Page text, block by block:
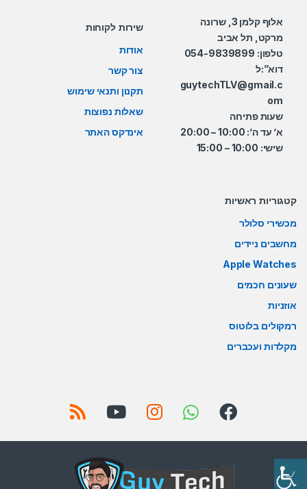
אלוף קלמן 3, שרונה
מרקט, תל אביב
טלפון: 054-9839899
דוא”:ל
guytechTLV@gmail.c
om
שעות פתיחה
א’ עד ה’: 10:00 – 20:00
שישי: 10:00 – 15:00
שירות לקוחות
אודות
צור קשר
תקנון ותנאי שימוש
שאלות נפוצות
אינדקס האתר
קטגוריות ראשיות
מכשירי סלולר
מחשבים ניידים
Apple Watches
שעונים חכמים
אוזניות
רמקולים בלוטוס
מקלדות ועכברים